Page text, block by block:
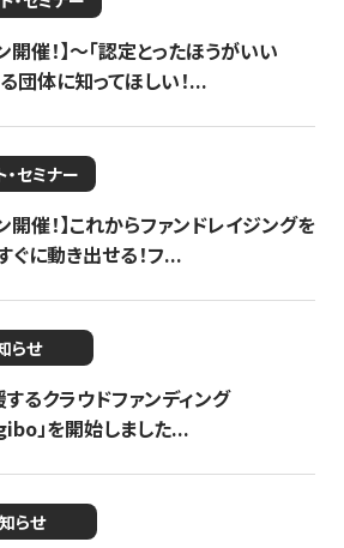
開催！】〜「認定とったほうがいい
団体に知ってほしい！...
・セミナー
開催！】これからファンドレイジングを
ぐに動き出せる！フ...
らせ
るクラウドファンディング
」を開始しました...
らせ